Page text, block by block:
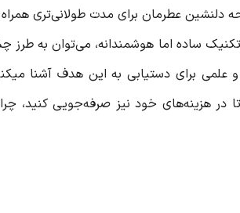
دلنشین عطرمان برای مدت طولانی‌تری
ساده اما هوشمندانه، می‌توان به طرز
برای دستیابی به این هدف آشنا
در هزینه‌های خود نیز صرفه‌جویی کنید، چرا